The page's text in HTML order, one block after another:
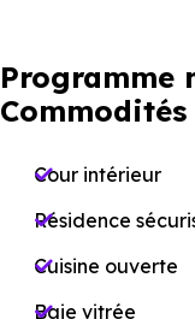
Programme
Commodités
Cour intérieur
Résidence
Cuisine ouverte
Baie vitrée